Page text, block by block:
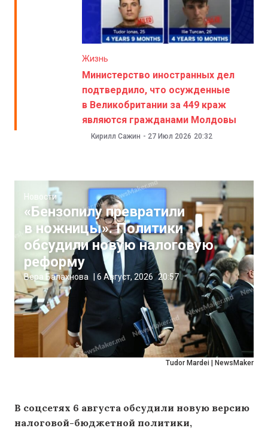
Жизнь
Министерство иностранных дел
подтвердило, что осужденные
в Великобритании за 449 краж
являются гражданами Молдовы
Кирилл Сажин - 27 Июл 2026 20:32
Tudor Mardei | NewsMaker
Новости
«Бензопилу превратили
в ножницы». Политики
обсудили новую налоговую
реформу
Вера Балахнова 6 Август, 2026 20:57
В соцсетях 6 августа обсудили новую версию
налоговой-бюджетной политики,